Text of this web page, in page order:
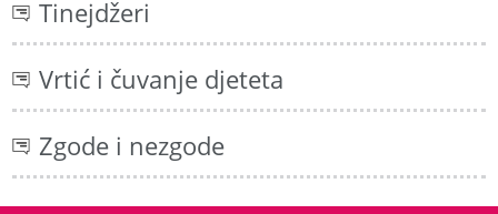
Tinejdžeri
Vrtić i čuvanje djeteta
Zgode i nezgode